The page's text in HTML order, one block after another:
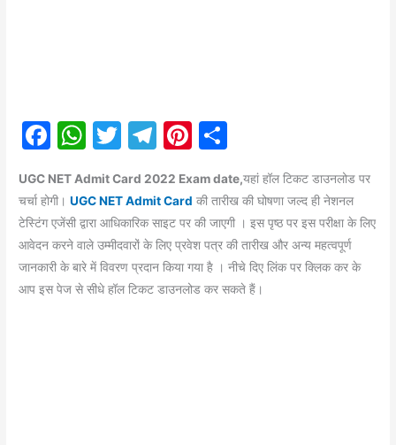
F
c
e
b
o
o
W
at
s
A
p
p
T
itt
er
T
e
gr
a
m
Pi
er
e
st
ar
e
UGC NET Admit Card 2022 Exam date,यहां हॉल टिकट डाउनलोड पर
चर्चा होगी।UGC NET Admit Card की तारीख की घोषणा जल्द ही नेशनल
टेस्टिंग एजेंसी द्वारा आधिकारिक साइट पर की जाएगी । इस पृष्ठ पर इस परीक्षा के लिए
आवेदन करने वाले उम्मीदवारों के लिए प्रवेश पत्र की तारीख और अन्य महत्वपूर्ण
जानकारी के बारे में विवरण प्रदान किया गया है । नीचे दिए लिंक पर क्लिक कर के
आप इस पेज से सीधे हॉल टिकट डाउनलोड कर सकते हैं।